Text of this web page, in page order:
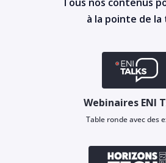
à la pointe de la
Webinaires ENI
Table ronde avec des